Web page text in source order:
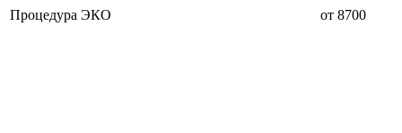
Процедура ЭКО
от 8700